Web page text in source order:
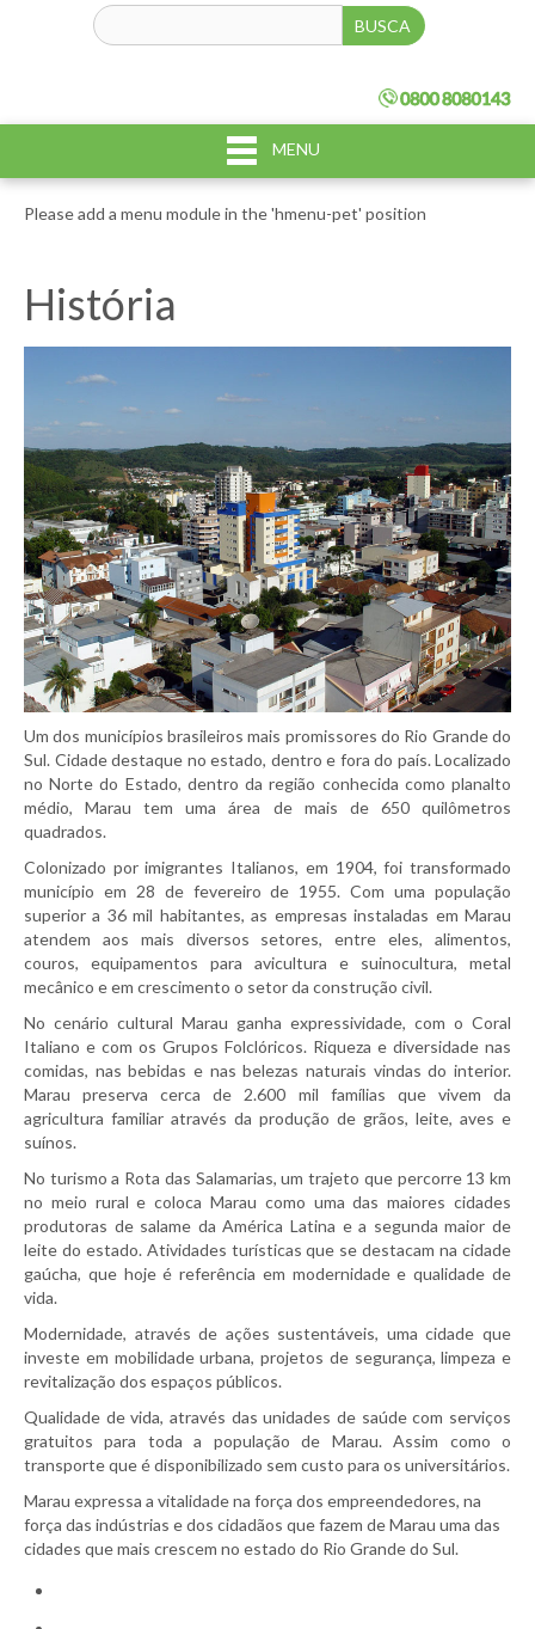
MENU
Please add a menu module in the 'hmenu-pet' position
História
Um dos municípios brasileiros mais promissores do Rio Grande do
Sul. Cidade destaque no estado, dentro e fora do país. Localizado
no Norte do Estado, dentro da região conhecida como planalto
médio, Marau tem uma área de mais de 650 quilômetros
quadrados.
Colonizado por imigrantes Italianos, em 1904, foi transformado
município em 28 de fevereiro de 1955. Com uma população
superior a 36 mil habitantes, as empresas instaladas em Marau
atendem aos mais diversos setores, entre eles, alimentos,
couros, equipamentos para avicultura e suinocultura, metal
mecânico e em crescimento o setor da construção civil.
No cenário cultural Marau ganha expressividade, com o Coral
Italiano e com os Grupos Folclóricos. Riqueza e diversidade nas
comidas, nas bebidas e nas belezas naturais vindas do interior.
Marau preserva cerca de 2.600 mil famílias que vivem da
agricultura familiar através da produção de grãos, leite, aves e
suínos.
No turismo a Rota das Salamarias, um trajeto que percorre 13 km
no meio rural e coloca Marau como uma das maiores cidades
produtoras de salame da América Latina e a segunda maior de
leite do estado. Atividades turísticas que se destacam na cidade
gaúcha, que hoje é referência em modernidade e qualidade de
vida.
Modernidade, através de ações sustentáveis, uma cidade que
investe em mobilidade urbana, projetos de segurança, limpeza e
revitalização dos espaços públicos.
Qualidade de vida, através das unidades de saúde com serviços
gratuitos para toda a população de Marau. Assim como o
transporte que é disponibilizado sem custo para os universitários.
Marau expressa a vitalidade na força dos empreendedores, na
força das indústrias e dos cidadãos que fazem de Marau uma das
cidades que mais crescem no estado do Rio Grande do Sul.